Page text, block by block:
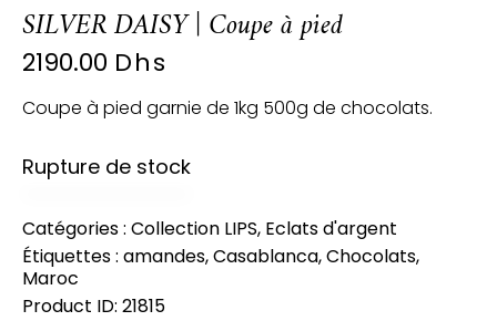
SILVER DAISY | Coupe à pied
2190.00 Dhs
Coupe à pied garnie de 1kg 500g de chocolats.
Rupture de stock
Catégories : Collection LIPS, Eclats d'argent
Étiquettes : amandes,Casablanca,Chocolats,
Maroc
Product ID: 21815